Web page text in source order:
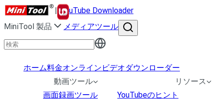
|
uTube Downloader
MiniTool 製品
メディアツール
ホーム料金オンラインビデオダウンローダー
動画ツール
画面録画ツール
リソース
YouTubeのヒント